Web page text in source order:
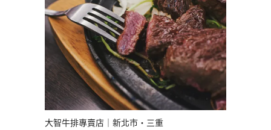
大智牛排專賣店｜新北市・三重